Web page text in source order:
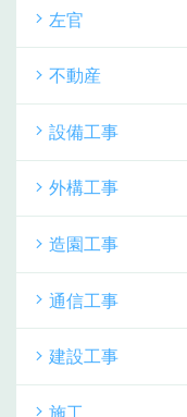
左官
不動産
設備工事
外構工事
造園工事
通信工事
建設工事
施工